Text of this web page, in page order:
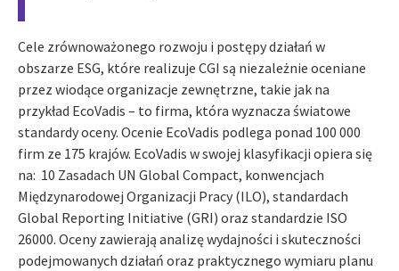
Cele zrównoważonego rozwoju i postępy działań w
obszarze ESG, które realizuje CGI są niezależnie oceniane
przez wiodące organizacje zewnętrzne, takie jak na
przykład EcoVadis – to firma, która wyznacza światowe
standardy oceny. Ocenie EcoVadis podlega ponad 100 000
firm ze 175 krajów. EcoVadis w swojej klasyfikacji opiera się
na: 10 Zasadach UN Global Compact, konwencjach
Międzynarodowej Organizacji Pracy (ILO), standardach
Global Reporting Initiative (GRI) oraz standardzie ISO
26000. Oceny zawierają analizę wydajności i skuteczności
podejmowanych działań oraz praktycznego wymiaru planu